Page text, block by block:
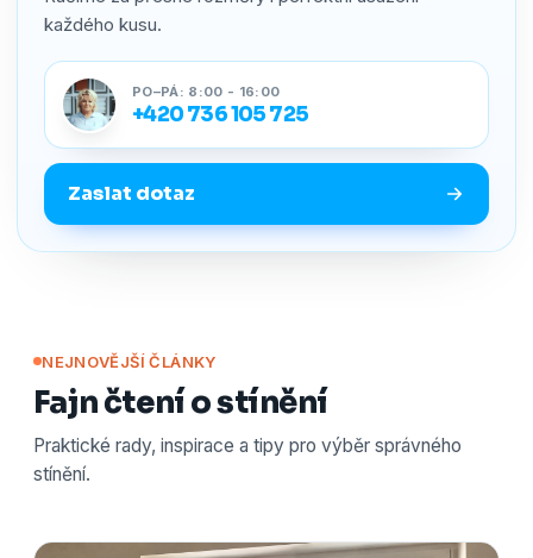
každého kusu.
PO–PÁ: 8:00 - 16:00
+420 736 105 725
Zaslat dotaz
NEJNOVĚJŠÍ ČLÁNKY
Fajn čtení o stínění
Praktické rady, inspirace a tipy pro výběr správného
stínění.